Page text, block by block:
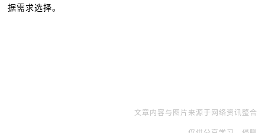
据需求选择。
文章内容与图片来源于网络资讯整合